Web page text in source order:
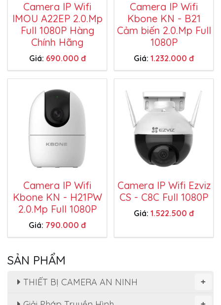
Camera IP Wifi
IMOU A22EP 2.0.Mp
Full 1080P Hàng
Chính Hãng
Giá: 690.000 đ
Camera IP Wifi
Kbone KN - B21
Cảm biến 2.0.Mp Full
1080P
Giá: 1.232.000 đ
Camera IP Wifi
Kbone KN - H21PW
2.0.Mp Full 1080P
Giá: 790.000 đ
Camera IP Wifi Ezviz
CS - C8C Full 1080P
Giá: 1.522.500 đ
SẢN PHẨM
+
THIẾT BỊ CAMERA AN NINH